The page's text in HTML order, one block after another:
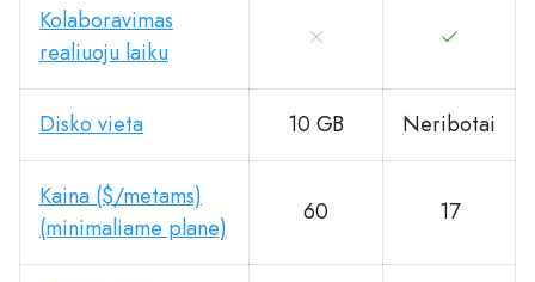
Kolaboravimas
realiuoju laiku
Disko vieta 10 GB Neribotai
Kaina ($/metams)
(minimaliame plane)
60 17